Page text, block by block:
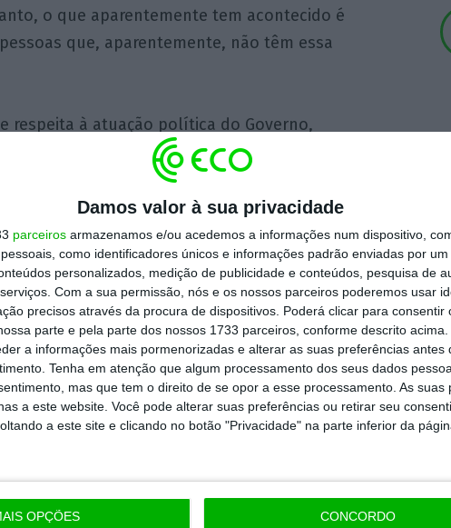
Damos valor à sua privacidade
parceiros armazenamos e/ou acedemos a informações num dispositivo,
como identificadores únicos e informações padrão enviadas por
personalizados, medição de publicidade e conteúdos, pesquisa de
Com a sua permissão, nós e os nossos parceiros poderemos usar
precisos através da procura de dispositivos. Poderá clicar para consentir
parte e pela parte dos nossos 1733 parceiros, conforme descrito acima.
a informações mais pormenorizadas e alterar as suas preferências antes
Tenha em atenção que algum processamento dos seus dados
mas que tem o direito de se opor a esse processamento. As suas
a este website. Você pode alterar suas preferências ou retirar seu
a este site e clicando no botão "Privacidade" na parte inferior da
OPÇÕES CONCORDO
o que aparentemente tem acontecido é
que, aparentemente, não têm essa
respeita à atuação política do Governo,
Leitão destacou a atuação da ministra Ana
Mendes na quarta-feira, durante o debate de
requerido pelo PSD sobre a “crise” do
de maioria absoluta socialista. “A Ana
Mendes esteve no Parlamento sozinha no
o Governo, numa situação que
disse.
nos seus elogios: “Até agora, acho que é
que houve erros, o que também sublinho –
designadamente o Pedro Nuno [Santos],
certa forma a assumir da forma mais
disse expressamente que houve
da República. Acho que isso deve